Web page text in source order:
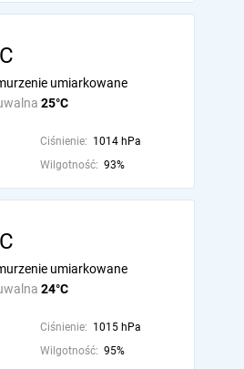
25°C
umiarkowane
Ciśnienie: 1014 hPa
Wilgotność: 93%
24°C
umiarkowane
Ciśnienie: 1015 hPa
Wilgotność: 95%